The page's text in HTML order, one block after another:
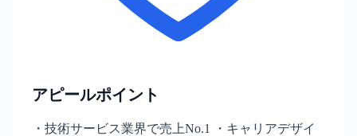
アピールポイント
・技術サービス業界で売上No.1 ・キャリアデザイ